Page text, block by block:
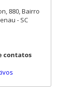
880, Bairro
- SC
contatos